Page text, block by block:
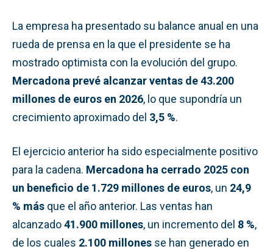
La empresa ha presentado su balance anual en una
rueda de prensa en la que el presidente se ha
mostrado optimista con la evolución del grupo.
Mercadona prevé alcanzar ventas de 43.200
millones de euros en 2026, lo que supondría un
crecimiento aproximado del 3,5 %.
El ejercicio anterior ha sido especialmente positivo
para la cadena. Mercadona ha cerrado 2025 con
un beneficio de 1.729 millones de euros, un 24,9
% más que el año anterior. Las ventas han
alcanzado41.900 millones, un incremento del 8 %,
de los cuales 2.100 millones se han generado en